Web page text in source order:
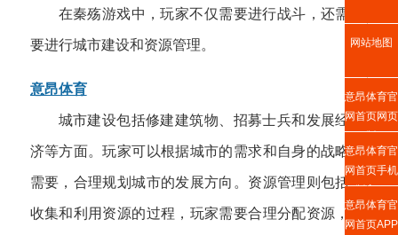
在秦殇游戏中，玩家不仅需要进行战斗，还需
要进行城市建设和资源管理。
意昂体育
城市建设包括修建建筑物、招募士兵和发展经
济等方面。玩家可以根据城市的需求和自身的战略
需要，合理规划城市的发展方向。资源管理则包括
收集和利用资源的过程，玩家需要合理分配资源，
网站地图
意昂体育官
网首页网页
版
意昂体育官
网首页手机
版入口
意昂体育官
网首页APP